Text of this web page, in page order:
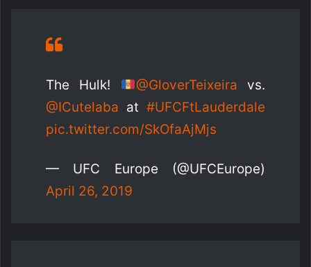
The Hulk! @GloverTeixeira vs.
@ICutelaba at #UFCFtLauderdale
pic.twitter.com/SkOfaAjMjs
— UFC Europe (@UFCEurope)
April 26, 2019